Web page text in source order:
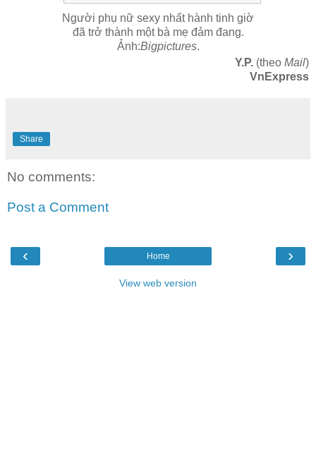
Người phụ nữ sexy nhất hành tinh giờ
đã trở thành một bà mẹ đảm đang.
Ảnh:Bigpictures.
Y.P. (theo Mail)
VnExpress
Share
No comments:
Post a Comment
‹ ›
Home
View web version